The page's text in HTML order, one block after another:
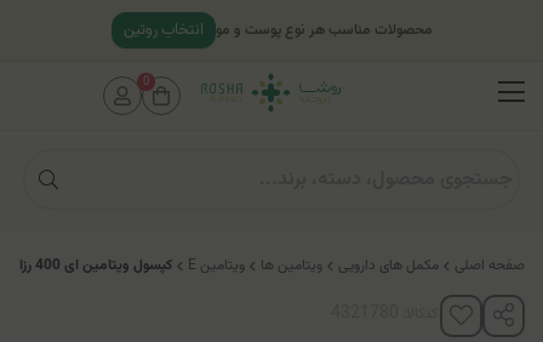
صفحه اصلی مکمل های دارویی ویتامین ها ویتامین E کپسول ویتامین ای 400 رزاویت
محصولات مناسب هر نوع پوست و مو انتخاب روتین
0